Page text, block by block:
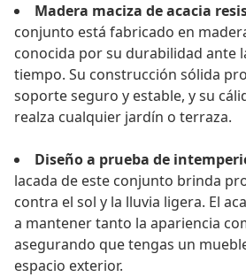
Madera maciza de acacia
conjunto está fabricado en
conocida por su durabilidad ante
tiempo. Su construcción sólida
soporte seguro y estable, y su
realza cualquier jardín o terraza.
Diseño a prueba de
lacada de este conjunto brinda
contra el sol y la lluvia ligera. El
a mantener tanto la apariencia
asegurando que tengas un
espacio exterior.